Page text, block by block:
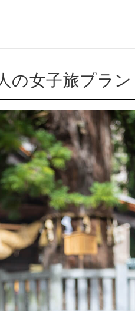
の女子旅プラン